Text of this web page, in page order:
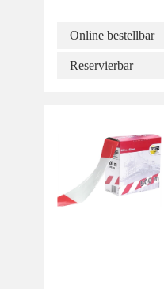
Online bestellbar
Reservierbar